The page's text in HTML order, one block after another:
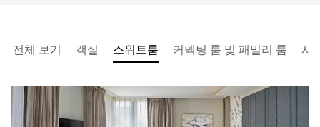
전체 보기 객실 스위트룸 커넥팅 룸 및 패밀리 룸 시